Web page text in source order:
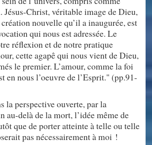
Jésus-Christ, véritable image de Dieu,
nouvelle qu’il a inaugurée, est
qui nous est adressée. Le
réflexion et de notre pratique
cette agapê qui nous vient de Dieu,
le premier. L’amour, comme la foi
en nous l’oeuvre de l’Esprit." (pp.91-
la perspective ouverte, par la
au-delà de la mort, l’idée même de
que de porter atteinte à telle ou telle
pas nécessairement à moi !